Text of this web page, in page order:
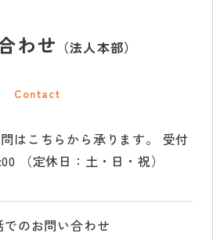
わせ （法人本部）
Contact
はこちらから承ります。
受付
（定休日：土・日・祝）
でのお問い合わせ